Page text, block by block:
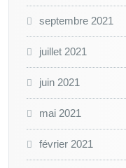
septembre 2021
juillet 2021
juin 2021
mai 2021
février 2021